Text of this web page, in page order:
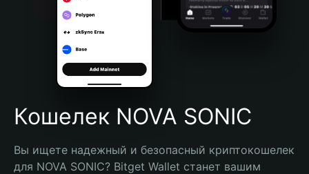
Português (Brasil)
Español (Argentina)
Кошелек NOVA SONIC
Вы ищете надежный и безопасный криптокошелек
для NOVA SONIC? Bitget Wallet станет вашим